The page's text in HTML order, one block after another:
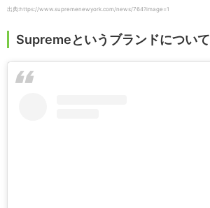
出典:https://www.supremenewyork.com/news/764?image=1
Supremeというブランドについて